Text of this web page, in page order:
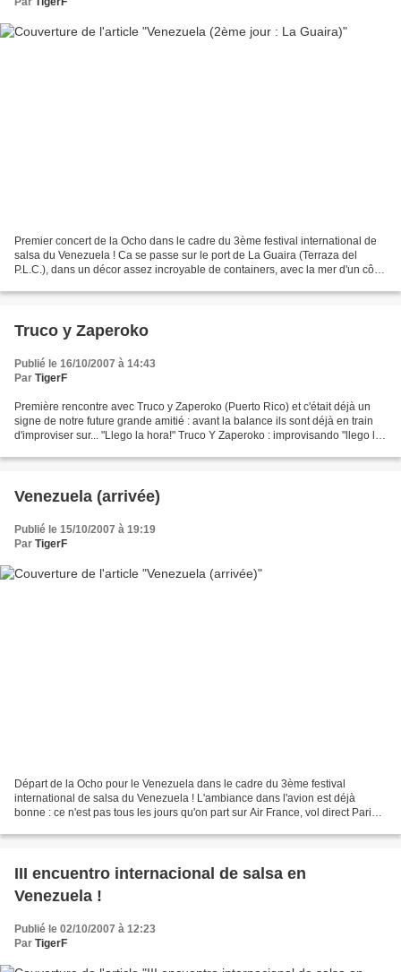
Premier concert de la Ocho dans le cadre du 3ème festival international de
salsa du Venezuela ! Ca se passe sur le port de La Guaira (Terraza del
P.L.C.), dans un décor assez incroyable de containers, avec la mer d'un côté
Truco y Zaperoko
Publié le 16/10/2007 à 14:43
Par TigerF
Première rencontre avec Truco y Zaperoko (Puerto Rico) et c'était déjà un
signe de notre future grande amitié : avant la balance ils sont déjà en train
d'improviser sur... "Llego la hora!" Truco Y Zaperoko : improvisando "llego la
Venezuela (arrivée)
Publié le 15/10/2007 à 19:19
Par TigerF
Départ de la Ocho pour le Venezuela dans le cadre du 3ème festival
international de salsa du Venezuela ! L'ambiance dans l'avion est déjà
bonne : ce n'est pas tous les jours qu'on part sur Air France, vol direct Paris-
III encuentro internacional de salsa en
Venezuela !
Publié le 02/10/2007 à 12:23
Par TigerF